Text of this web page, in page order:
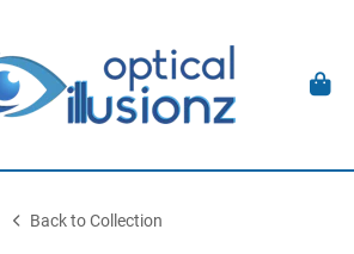
Back to Collection